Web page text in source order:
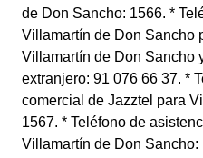
de Don Sancho: 1566. *
Villamartín de Don Sancho
Villamartín de Don Sancho
extranjero: 91 076 66 37. *
comercial de Jazztel para
1567. * Teléfono de
Villamartín de Don Sancho: